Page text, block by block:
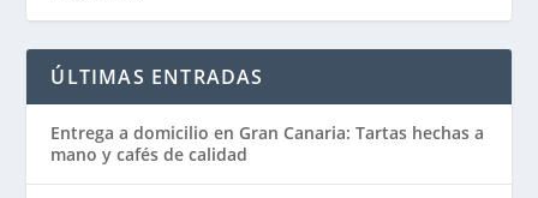
ÚLTIMAS ENTRADAS
Entrega a domicilio en Gran Canaria: Tartas hechas a
mano y cafés de calidad